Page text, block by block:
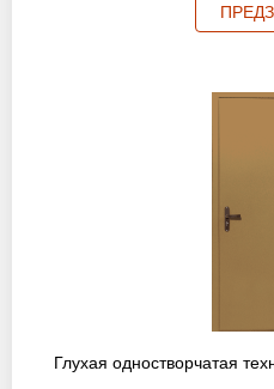
Глухая одностворчатая